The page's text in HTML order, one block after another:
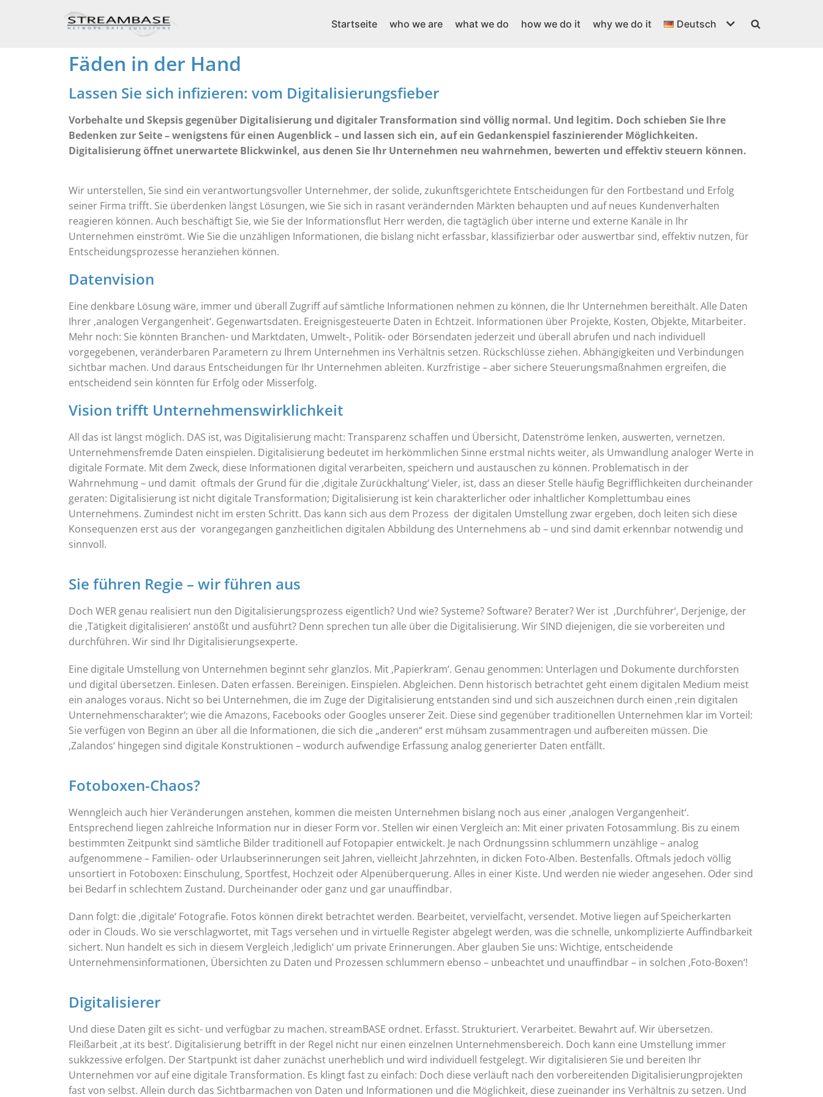
Startseite who we are what we do how we do it why we do it Deutsch
Fäden in der Hand
Lassen Sie sich infizieren: vom Digitalisierungsfieber
Vorbehalte und Skepsis gegenüber Digitalisierung und digitaler Transformation sind völlig normal. Und legitim. Doch schieben Sie Ihre
Bedenken zur Seite – wenigstens für einen Augenblick – und lassen sich ein, auf ein Gedankenspiel faszinierender Möglichkeiten.
Digitalisierung öffnet unerwartete Blickwinkel, aus denen Sie Ihr Unternehmen neu wahrnehmen, bewerten und effektiv steuern können.
Wir unterstellen, Sie sind ein verantwortungsvoller Unternehmer, der solide, zukunftsgerichtete Entscheidungen für den Fortbestand und Erfolg
seiner Firma trifft. Sie überdenken längst Lösungen, wie Sie sich in rasant verändernden Märkten behaupten und auf neues Kundenverhalten
reagieren können. Auch beschäftigt Sie, wie Sie der Informationsflut Herr werden, die tagtäglich über interne und externe Kanäle in Ihr
Unternehmen einströmt. Wie Sie die unzähligen Informationen, die bislang nicht erfassbar, klassifizierbar oder auswertbar sind, effektiv nutzen, für
Entscheidungsprozesse heranziehen können.
Datenvision
Eine denkbare Lösung wäre, immer und überall Zugriff auf sämtliche Informationen nehmen zu können, die Ihr Unternehmen bereithält. Alle Daten
Ihrer ‚analogen Vergangenheit‘. Gegenwartsdaten. Ereignisgesteuerte Daten in Echtzeit. Informationen über Projekte, Kosten, Objekte, Mitarbeiter.
Mehr noch: Sie könnten Branchen- und Marktdaten, Umwelt-, Politik- oder Börsendaten jederzeit und überall abrufen und nach individuell
vorgegebenen, veränderbaren Parametern zu Ihrem Unternehmen ins Verhältnis setzen. Rückschlüsse ziehen. Abhängigkeiten und Verbindungen
sichtbar machen. Und daraus Entscheidungen für Ihr Unternehmen ableiten. Kurzfristige – aber sichere Steuerungsmaßnahmen ergreifen, die
entscheidend sein könnten für Erfolg oder Misserfolg.
Vision trifft Unternehmenswirklichkeit
All das ist längst möglich. DAS ist, was Digitalisierung macht: Transparenz schaffen und Übersicht, Datenströme lenken, auswerten, vernetzen.
Unternehmensfremde Daten einspielen. Digitalisierung bedeutet im herkömmlichen Sinne erstmal nichts weiter, als Umwandlung analoger Werte in
digitale Formate. Mit dem Zweck, diese Informationen digital verarbeiten, speichern und austauschen zu können. Problematisch in der
Wahrnehmung – und damit oftmals der Grund für die ‚digitale Zurückhaltung‘ Vieler, ist, dass an dieser Stelle häufig Begrifflichkeiten durcheinander
geraten: Digitalisierung ist nicht digitale Transformation; Digitalisierung ist kein charakterlicher oder inhaltlicher Komplettumbau eines
Unternehmens. Zumindest nicht im ersten Schritt. Das kann sich aus dem Prozess der digitalen Umstellung zwar ergeben, doch leiten sich diese
Konsequenzen erst aus der vorangegangen ganzheitlichen digitalen Abbildung des Unternehmens ab – und sind damit erkennbar notwendig und
sinnvoll.
Sie führen Regie – wir führen aus
Doch WER genau realisiert nun den Digitalisierungsprozess eigentlich? Und wie? Systeme? Software? Berater? Wer ist ‚Durchführer‘, Derjenige, der
die ‚Tätigkeit digitalisieren‘ anstößt und ausführt? Denn sprechen tun alle über die Digitalisierung. Wir SIND diejenigen, die sie vorbereiten und
durchführen. Wir sind Ihr Digitalisierungsexperte.
Eine digitale Umstellung von Unternehmen beginnt sehr glanzlos. Mit ‚Papierkram‘. Genau genommen: Unterlagen und Dokumente durchforsten
und digital übersetzen. Einlesen. Daten erfassen. Bereinigen. Einspielen. Abgleichen. Denn historisch betrachtet geht einem digitalen Medium meist
ein analoges voraus. Nicht so bei Unternehmen, die im Zuge der Digitalisierung entstanden sind und sich auszeichnen durch einen ‚rein digitalen
Unternehmenscharakter‘; wie die Amazons, Facebooks oder Googles unserer Zeit. Diese sind gegenüber traditionellen Unternehmen klar im Vorteil:
Sie verfügen von Beginn an über all die Informationen, die sich die „anderen“ erst mühsam zusammentragen und aufbereiten müssen. Die
‚Zalandos‘ hingegen sind digitale Konstruktionen – wodurch aufwendige Erfassung analog generierter Daten entfällt.
Fotoboxen-Chaos?
Wenngleich auch hier Veränderungen anstehen, kommen die meisten Unternehmen bislang noch aus einer ‚analogen Vergangenheit‘.
Entsprechend liegen zahlreiche Information nur in dieser Form vor. Stellen wir einen Vergleich an: Mit einer privaten Fotosammlung. Bis zu einem
bestimmten Zeitpunkt sind sämtliche Bilder traditionell auf Fotopapier entwickelt. Je nach Ordnungssinn schlummern unzählige – analog
aufgenommene – Familien- oder Urlaubserinnerungen seit Jahren, vielleicht Jahrzehnten, in dicken Foto-Alben. Bestenfalls. Oftmals jedoch völlig
unsortiert in Fotoboxen: Einschulung, Sportfest, Hochzeit oder Alpenüberquerung. Alles in einer Kiste. Und werden nie wieder angesehen. Oder sind
bei Bedarf in schlechtem Zustand. Durcheinander oder ganz und gar unauffindbar.
Dann folgt: die ‚digitale‘ Fotografie. Fotos können direkt betrachtet werden. Bearbeitet, vervielfacht, versendet. Motive liegen auf Speicherkarten
oder in Clouds. Wo sie verschlagwortet, mit Tags versehen und in virtuelle Register abgelegt werden, was die schnelle, unkomplizierte Auffindbarkeit
sichert. Nun handelt es sich in diesem Vergleich ‚lediglich‘ um private Erinnerungen. Aber glauben Sie uns: Wichtige, entscheidende
Unternehmensinformationen, Übersichten zu Daten und Prozessen schlummern ebenso – unbeachtet und unauffindbar – in solchen ‚Foto-Boxen‘!
Digitalisierer
Und diese Daten gilt es sicht- und verfügbar zu machen. streamBASE ordnet. Erfasst. Strukturiert. Verarbeitet. Bewahrt auf. Wir übersetzen.
Fleißarbeit ‚at its best‘. Digitalisierung betrifft in der Regel nicht nur einen einzelnen Unternehmensbereich. Doch kann eine Umstellung immer
sukkzessive erfolgen. Der Startpunkt ist daher zunächst unerheblich und wird individuell festgelegt. Wir digitalisieren Sie und bereiten Ihr
Unternehmen vor auf eine digitale Transformation. Es klingt fast zu einfach: Doch diese verläuft nach den vorbereitenden Digitalisierungprojekten
fast von selbst. Allein durch das Sichtbarmachen von Daten und Informationen und die Möglichkeit, diese zueinander ins Verhältnis zu setzen. Und